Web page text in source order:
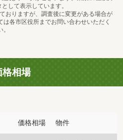
して表示しています。
おりますが、調査後に変更がある場合が
各市区役所までお問い合わせいただく
格相場
価格相場 物件